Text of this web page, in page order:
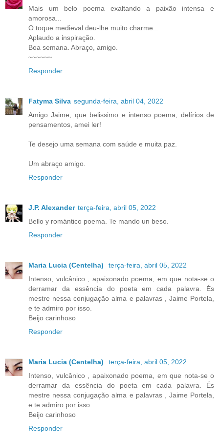
Mais um belo poema exaltando a paixão intensa e
amorosa...
O toque medieval deu-lhe muito charme...
Aplaudo a inspiração.
Boa semana. Abraço, amigo.
~~~~~~
Responder
Fatyma Silva segunda-feira, abril 04, 2022
Amigo Jaime, que belissimo e intenso poema, delírios de
pensamentos, amei ler!
Te desejo uma semana com saúde e muita paz.
Um abraço amigo.
Responder
J.P. Alexander terça-feira, abril 05, 2022
Bello y romántico poema. Te mando un beso.
Responder
Maria Lucia (Centelha)
terça-feira, abril 05, 2022
Intenso, vulcânico , apaixonado poema, em que nota-se o
derramar da essência do poeta em cada palavra. És
mestre nessa conjugação alma e palavras , Jaime Portela,
e te admiro por isso.
Beijo carinhoso
Responder
Maria Lucia (Centelha)
terça-feira, abril 05, 2022
Intenso, vulcânico , apaixonado poema, em que nota-se o
derramar da essência do poeta em cada palavra. És
mestre nessa conjugação alma e palavras , Jaime Portela,
e te admiro por isso.
Beijo carinhoso
Responder